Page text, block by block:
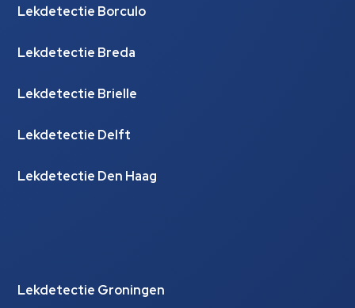
Lekdetectie Borculo
Lekdetectie Breda
Lekdetectie Brielle
Lekdetectie Delft
Lekdetectie Den Haag
Lekdetectie Groningen